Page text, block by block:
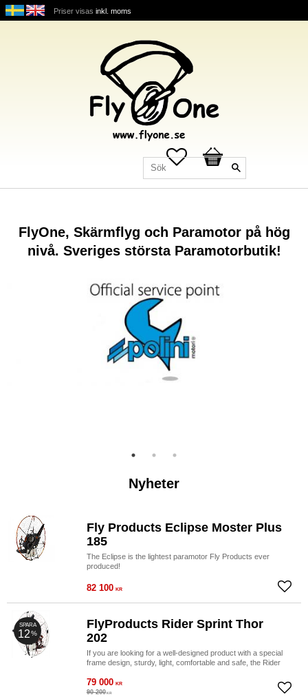
Priser visas inkl. moms
Favoriter
Kundvagn
FlyOne, Skärmflyg och Paramotor på hög
nivå. Sveriges största Paramotorbutik!
Nyheter
Fly Products Eclipse Moster Plus
185
The Eclipse is the lightest paramotor Fly Products ever
produced!
82 100 KR Lägg
FlyProducts Rider Sprint Thor
202
If you are looking for a well-designed product with a special
frame design, sturdy, light, comfortable and safe, the Rider
79 000 KR
90 200 KR
SPARA
12%
Lägg